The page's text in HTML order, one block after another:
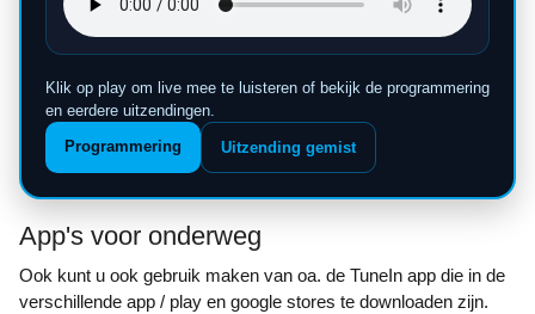
Klik op play om live mee te luisteren of bekijk de programmering
en eerdere uitzendingen.
Programmering
Uitzending gemist
App's voor onderweg
Ook kunt u ook gebruik maken van oa. de TuneIn app die in de
verschillende app / play en google stores te downloaden zijn.